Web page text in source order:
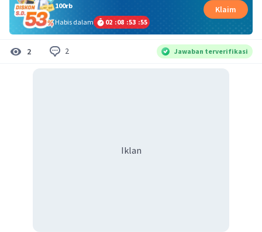
100rb
Habis dalam
02 :08 :53 :54
Klaim
2 2 Jawaban terverifikasi
Iklan